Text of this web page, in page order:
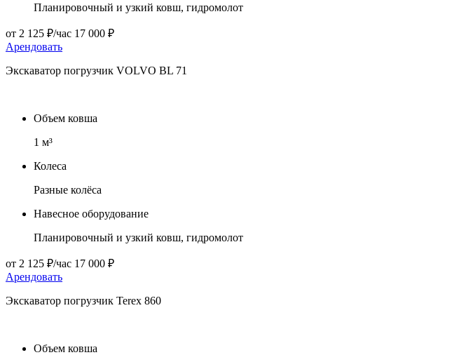
Планировочный и узкий ковш, гидромолот
от 2 125 ₽/час 17 000 ₽
Арендовать
Экскаватор погрузчик VOLVO BL 71
Объем ковша
1 м³
Колеса
Разные колёса
Навесное оборудование
Планировочный и узкий ковш, гидромолот
от 2 125 ₽/час 17 000 ₽
Арендовать
Экскаватор погрузчик Terex 860
Объем ковша